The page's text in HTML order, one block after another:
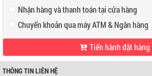
Địa chỉ
Nhận hàng và thanh toán tại cửa hàng
Địa chỉ:466 Tân Kỳ Tân Quý, P Tân Quý, Q Tân
Điện thoại:
Chuyển khoản qua máy ATM & Ngân hàng
Tiến hành đặt hàng
THÔNG TIN LIÊN HỆ